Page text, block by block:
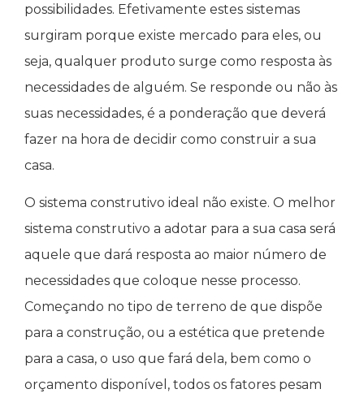
possibilidades. Efetivamente estes sistemas
surgiram porque existe mercado para eles, ou
seja, qualquer produto surge como resposta às
necessidades de alguém. Se responde ou não às
suas necessidades, é a ponderação que deverá
fazer na hora de decidir como construir a sua
casa.
O sistema construtivo ideal não existe. O melhor
sistema construtivo a adotar para a sua casa será
aquele que dará resposta ao maior número de
necessidades que coloque nesse processo.
Começando no tipo de terreno de que dispõe
para a construção, ou a estética que pretende
para a casa, o uso que fará dela, bem como o
orçamento disponível, todos os fatores pesam